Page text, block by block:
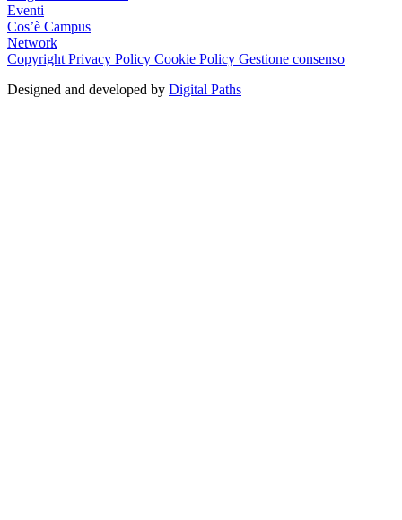
Eventi
Cos’è Campus
Network
Copyright Privacy Policy Cookie Policy Gestione consenso
Designed and developed by Digital Paths